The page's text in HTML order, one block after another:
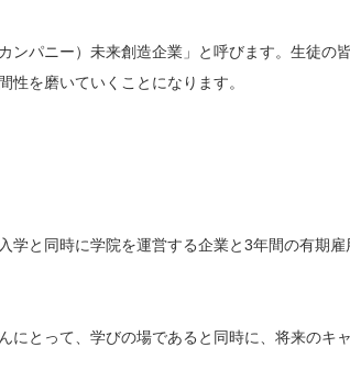
ンパニー）未来創造企業」と呼びます。生徒の
を磨いていくことになります。
学と同時に学院を運営する企業と3年間の有期雇
にとって、学びの場であると同時に、将来のキ